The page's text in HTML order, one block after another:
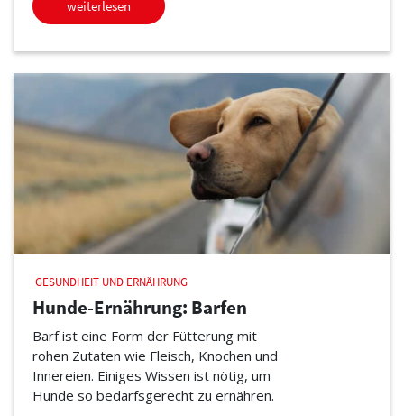
weiterlesen
GESUNDHEIT UND ERNÄHRUNG
Hunde-Ernährung: Barfen
Barf ist eine Form der Fütterung mit
rohen Zutaten wie Fleisch, Knochen und
Innereien. Einiges Wissen ist nötig, um
Hunde so bedarfsgerecht zu ernähren.